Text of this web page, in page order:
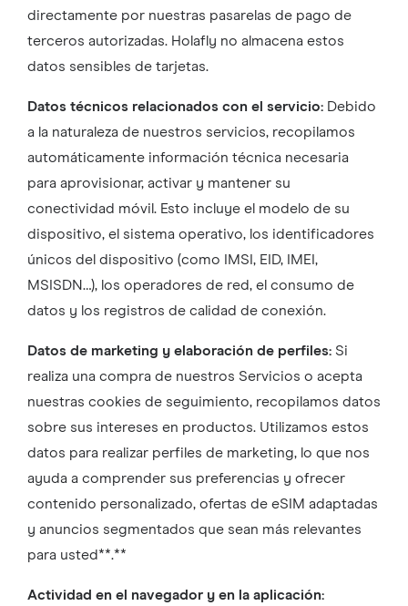
directamente por nuestras pasarelas de pago de
terceros autorizadas. Holafly no almacena estos
datos sensibles de tarjetas.
Datos técnicos relacionados con el servicio:Debido
a la naturaleza de nuestros servicios, recopilamos
automáticamente información técnica necesaria
para aprovisionar, activar y mantener su
conectividad móvil. Esto incluye el modelo de su
dispositivo, el sistema operativo, los identificadores
únicos del dispositivo (como IMSI, EID, IMEI,
MSISDN…), los operadores de red, el consumo de
datos y los registros de calidad de conexión.
Datos de marketing y elaboración de perfiles:Si
realiza una compra de nuestros Servicios o acepta
nuestras cookies de seguimiento, recopilamos datos
sobre sus intereses en productos. Utilizamos estos
datos para realizar perfiles de marketing, lo que nos
ayuda a comprender sus preferencias y ofrecer
contenido personalizado, ofertas de eSIM adaptadas
y anuncios segmentados que sean más relevantes
para usted**.**
Actividad en el navegador y en la aplicación: